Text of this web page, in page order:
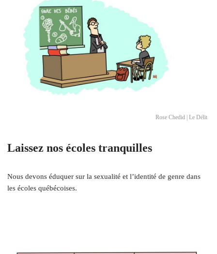
Rose Chedid | Le Délit
Laissez nos écoles tranquilles
Nous devons éduquer sur la sexualité et l’identité de genre dans
les écoles québécoises.